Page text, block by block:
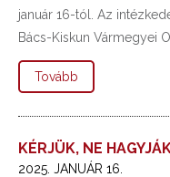
január 16-tól. Az
Bács-Kiskun Vármegyei
Tovább
KÉRJÜK, NE
2025. JANUÁR 16.